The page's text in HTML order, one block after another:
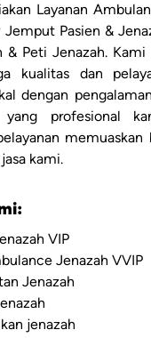
Layanan
Pasien &
& Peti Jenazah.
kualitas dan
dengan
profesional
memuaskan
kami.
VIP
Jenazah VVIP
Jenazah
jenazah